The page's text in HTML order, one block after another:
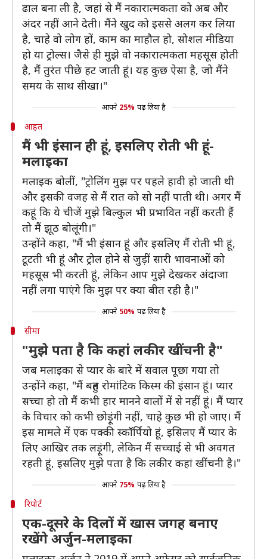
ढाल बना ली है, जहां से मैं नकारात्मकता को अब और
अंदर नहीं आने देती। मैंने खुद को इससे अलग कर लिया
है, चाहे वो लोग हों, काम का माहौल हो, सोशल मीडिया
हो या ट्रोल्स। जैसे ही मुझे वो नकारात्मकता महसूस होती
है, मैं तुरंत पीछे हट जाती हूं। यह कुछ ऐसा है, जो मैंने
समय के साथ सीखा।"
आपने 25% पढ़ लिया है
आहत
मैं भी इंसान ही हूं, इसलिए रोती भी हूं-
मलाइका
मलाइक बोलीं, "ट्राेलिंग मुझ पर पहले हावी हो जाती थी
और इसकी वजह से मैं रात को सो नहीं पाती थी। अगर मैं
कहूं कि ये चीजें मुझे बिल्कुल भी प्रभावित नहीं करती हैं
तो मैं झूठ बोलूंगी।"
उन्होंने कहा, "मैं भी इंसान हूं और इसलिए मैं रोती भी हूं,
टूटती भी हूं और ट्रोल होने से जुड़ीं सारी भावनाओं को
महसूस भी करती हूं, लेकिन आप मुझे देखकर अंदाजा
नहीं लगा पाएंगे कि मुझ पर क्या बीत रही है।"
आपने 50% पढ़ लिया है
सीमा
"मुझे पता है कि कहां लकीर खींचनी है"
जब मलाइका से प्यार के बारे में सवाल पूछा गया तो
उन्होंने कहा, "मैं बहुत रोमांटिक किस्म की इंसान हूं। प्यार
सच्चा हो तो मैं कभी हार मानने वालों में से नहीं हूं। मैं प्यार
के विचार को कभी छोड़ूंगी नहीं, चाहे कुछ भी हो जाए। मैं
इस मामले में एक पक्की स्कॉर्पियो हूं, इसिलए मैं प्यार के
लिए आखिर तक लड़ूंगी, लेकिन मैं सच्चाई से भी अवगत
रहती हूं, इसलिए मुझे पता है कि लकीर कहां खींचनी है।"
आपने 75% पढ़ लिया है
रिपोर्ट
एक-दूसरे के दिलों में खास जगह बनाए
रखेंगे अर्जुन-मलाइका